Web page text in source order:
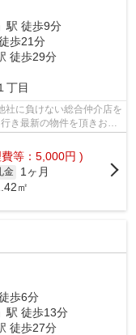
」駅 徒歩9分
歩21分
徒歩29分
丁目
社に負けない総合仲介店を
き最新の物件を頂きお客
等：5,000円 )
金
1ヶ月
㎡
歩6分
」駅 徒歩13分
徒歩27分